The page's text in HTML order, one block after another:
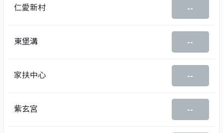
仁愛新村 --
東堡溝 --
家扶中心 --
紫玄宮 --